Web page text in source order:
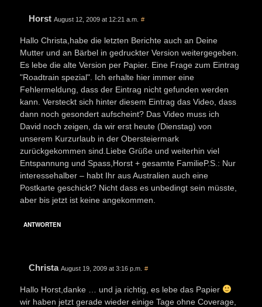
Horst August 12, 2009 at 12:21 a.m. #
Hallo Christa,habe die letzten Berichte auch an Deine
Mutter und an Bärbel in gedruckter Version weitergegeben.
Es lebe die alte Version per Papier. Eine Frage zum Eintrag
"Roadtrain spezial". Ich erhalte hier immer eine
Fehlermeldung, dass der Eintrag nicht gefunden werden
kann. Versteckt sich hinter diesem Eintrag das Video, dass
dann noch gesondert aufscheint? Das Video muss ich
David noch zeigen, da wir erst heute (Dienstag) von
unserem Kurzurlaub in der Obersteiermark
zurückgekommen sind.Liebe Grüße und weiterhin viel
Entspannung und Spass,Horst + gesamte FamilieP.S.: Nur
interessehalber – habt Ihr aus Australien auch eine
Postkarte geschickt? Nicht dass es unbedingt sein müsste,
aber bis jetzt ist keine angekommen.
ANTWORTEN
Christa August 19, 2009 at 3:16 p.m. #
Hallo Horst,danke … und ja richtig, es lebe das Papier
wir haben jetzt gerade wieder einige Tage ohne Coverage,